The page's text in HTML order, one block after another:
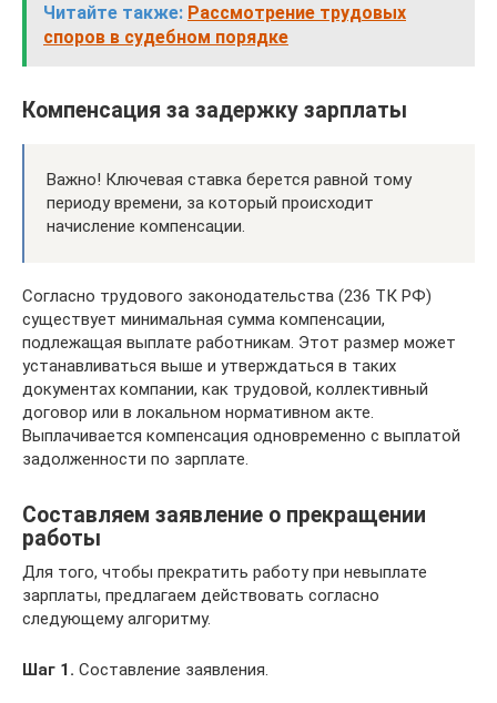
Читайте также: Рассмотрение трудовых
споров в судебном порядке
Компенсация за задержку зарплаты
Важно! Ключевая ставка берется равной тому
периоду времени, за который происходит
начисление компенсации.
Согласно трудового законодательства (236 ТК РФ)
существует минимальная сумма компенсации,
подлежащая выплате работникам. Этот размер может
устанавливаться выше и утверждаться в таких
документах компании, как трудовой, коллективный
договор или в локальном нормативном акте.
Выплачивается компенсация одновременно с выплатой
задолженности по зарплате.
Составляем заявление о прекращении
работы
Для того, чтобы прекратить работу при невыплате
зарплаты, предлагаем действовать согласно
следующему алгоритму.
Шаг 1. Составление заявления.